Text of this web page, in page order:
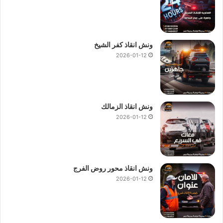
ارخص ونش انقاذ سيارات في النزهة
ونش انقاذ المصرية – الشركة المصرية لانقاذ ورفع السيارات
أتصل بنا على الفور برقم ونش انقاذ النزهة
01017439322او
علي سحب سيارتك بطريقة صحيحة مهما كان حجم سيارتك لا تقلق
من إحضارونش انقاذ
انقاذنحن ودائما الاقرب اليك.
لدينا العديد منأوناش انقاذ السيارات
السيارات و حوادث الطرق أتصل بنا الان علي
لنصلك في غصون 10 دقائق بحد اقصي
01017439322او 01094833093
افضل ونش في النزهة
ونش انقاذ المصرية لأنقاذ السيارات
ونش انقاذ كفر الشيخ
2026-01-12
ونش انقاذ الزمالك
2026-01-12
ونش انقاذ محور روض الفرج
2026-01-12